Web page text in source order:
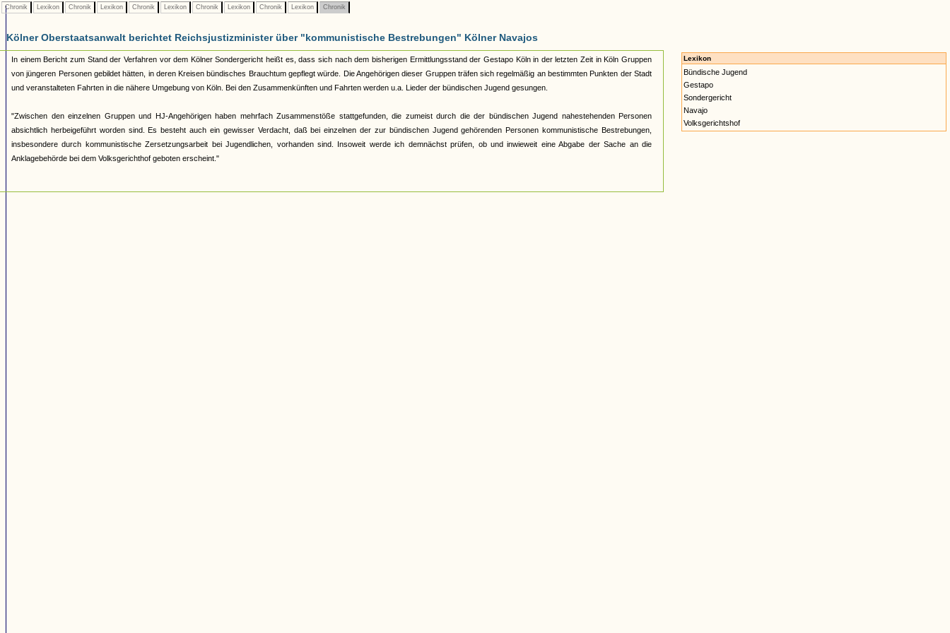
Chronik Lexikon Chronik Lexikon Chronik Lexikon Chronik Lexikon Chronik Lexikon Chronik
Kölner Oberstaatsanwalt berichtet Reichsjustizminister über "kommunistische Bestrebungen" Kölner Navajos
In einem Bericht zum Stand der Verfahren vor dem Kölner Sondergericht heißt es, dass sich nach dem bisherigen Ermittlungsstand der Gestapo Köln in der letzten Zeit in Köln Gruppen
von jüngeren Personen gebildet hätten, in deren Kreisen bündisches Brauchtum gepflegt würde. Die Angehörigen dieser Gruppen träfen sich regelmäßig an bestimmten Punkten der Stadt
und veranstalteten Fahrten in die nähere Umgebung von Köln. Bei den Zusammenkünften und Fahrten werden u.a. Lieder der bündischen Jugend gesungen.
"Zwischen den einzelnen Gruppen und HJ-Angehörigen haben mehrfach Zusammenstöße stattgefunden, die zumeist durch die der bündischen Jugend nahestehenden Personen
absichtlich herbeigeführt worden sind. Es besteht auch ein gewisser Verdacht, daß bei einzelnen der zur bündischen Jugend gehörenden Personen kommunistische Bestrebungen,
insbesondere durch kommunistische Zersetzungsarbeit bei Jugendlichen, vorhanden sind. Insoweit werde ich demnächst prüfen, ob und inwieweit eine Abgabe der Sache an die
Anklagebehörde bei dem Volksgerichthof geboten erscheint."
Lexikon
Bündische Jugend
Gestapo
Sondergericht
Navajo
Volksgerichtshof